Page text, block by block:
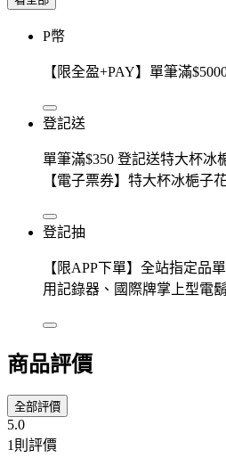
P幣
【限全盈+PAY】單筆滿
登記送
單筆滿$350 登記送特大杯冰
【電子票券】特大杯冰梔子
登記抽
【限APP下單】全站指定品
用記錄器、國際牌掌上型電
商品評價
全部評價
5.0
1則評價